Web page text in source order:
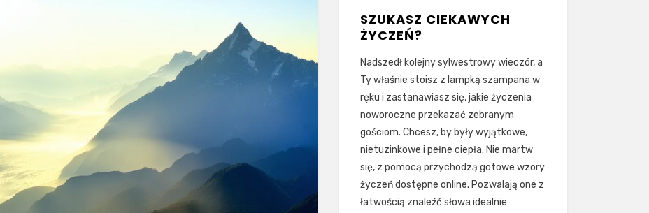
SZUKASZ CIEKAWYCH
ŻYCZEŃ?
Nadszedł kolejny sylwestrowy wieczór, a
Ty właśnie stoisz z lampką szampana w
ręku i zastanawiasz się, jakie życzenia
noworoczne przekazać zebranym
gościom. Chcesz, by były wyjątkowe,
nietuzinkowe i pełne ciepła. Nie martw
się, z pomocą przychodzą gotowe wzory
życzeń dostępne online. Pozwalają one z
łatwością znaleźć słowa idealnie